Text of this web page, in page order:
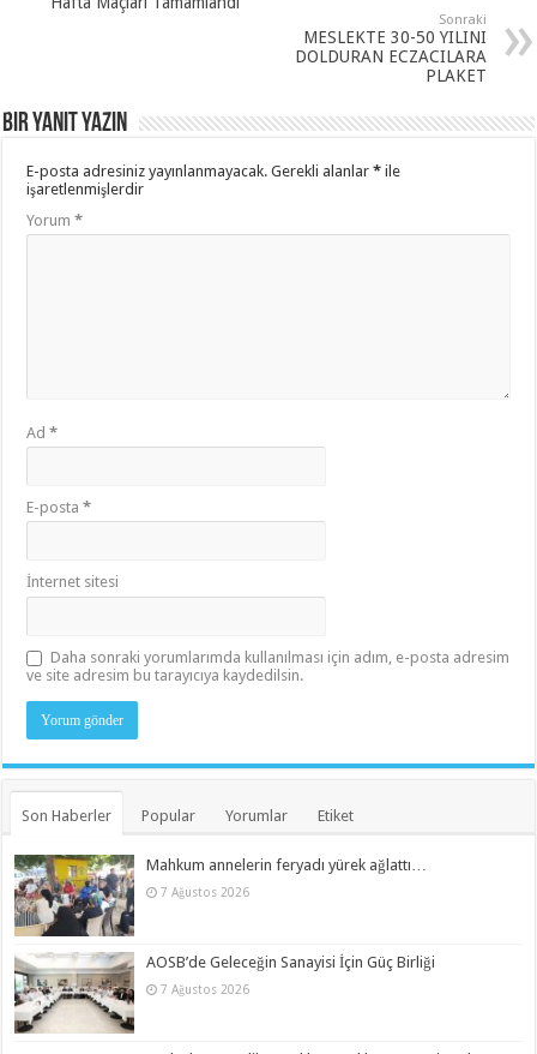
Sonraki
MESLEKTE 30-50 YILINI
DOLDURAN ECZACILARA
PLAKET
Bir yanıt yazın
E-posta adresiniz yayınlanmayacak. Gerekli alanlar* ile
işaretlenmişlerdir
Yorum*
Ad*
E-posta*
İnternet sitesi
Daha sonraki yorumlarımda kullanılması için adım, e-posta adresim
ve site adresim bu tarayıcıya kaydedilsin.
Son Haberler Popular Yorumlar Etiket
Mahkum annelerin feryadı yürek ağlattı…
7 Ağustos 2026
AOSB’de Geleceğin Sanayisi İçin Güç Birliği
7 Ağustos 2026